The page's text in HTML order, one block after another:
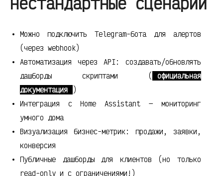
Можно подключить Telegram-бота для алертов
(через webhook)
Автоматизация через API: создавать/обновлять
дашборды скриптами (
официальная
документация
)
Интеграция с Home Assistant — мониторинг
умного дома
Визуализация бизнес-метрик: продажи, заявки,
конверсия
Публичные дашборды для клиентов (но только
read-only и с ограничениями!)